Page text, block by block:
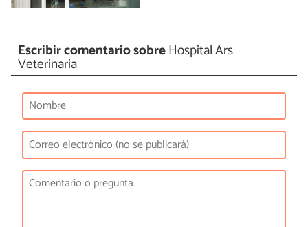
Escribir comentario sobreHospital Ars
Veterinaria